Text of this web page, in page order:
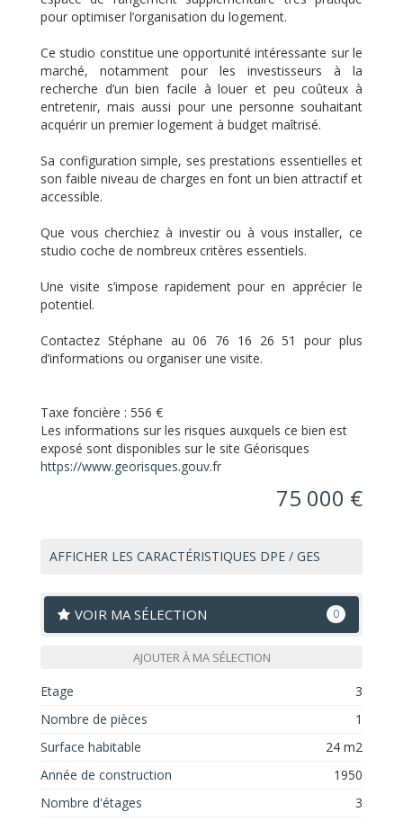
pour optimiser l’organisation du logement.
Ce studio constitue une opportunité intéressante sur le
marché, notamment pour les investisseurs à la
recherche d’un bien facile à louer et peu coûteux à
entretenir, mais aussi pour une personne souhaitant
acquérir un premier logement à budget maîtrisé.
Sa configuration simple, ses prestations essentielles et
son faible niveau de charges en font un bien attractif et
accessible.
Que vous cherchiez à investir ou à vous installer, ce
studio coche de nombreux critères essentiels.
Une visite s’impose rapidement pour en apprécier le
potentiel.
Contactez Stéphane au 06 76 16 26 51 pour plus
d’informations ou organiser une visite.
Taxe foncière : 556 €
Les informations sur les risques auxquels ce bien est
exposé sont disponibles sur le site Géorisques
https://www.georisques.gouv.fr
75 000 €
AFFICHER LES CARACTÉRISTIQUES DPE / GES
VOIR MA SÉLECTION 0
AJOUTER À MA SÉLECTION
Etage
3
Nombre de pièces
1
Surface habitable
24 m2
Année de construction
1950
Nombre d'étages
3